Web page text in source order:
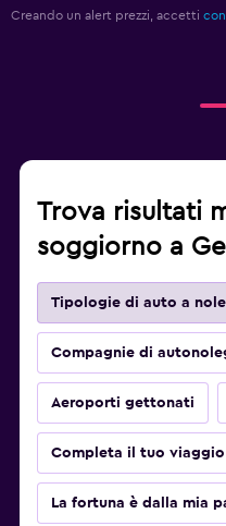
Creando un alert prezzi, accetti
Trova risultati
soggiorno a
Tipologie di auto a
Compagnie di
Aeroporti gettonati
Completa il tuo viaggio
La fortuna è dalla mia